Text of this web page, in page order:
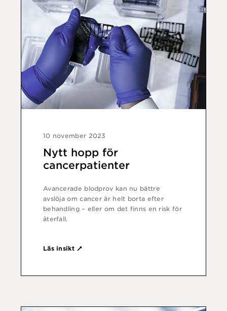
10 november 2023
Nytt hopp för
cancerpatienter
Avancerade blodprov kan nu bättre
avslöja om cancer är helt borta efter
behandling – eller om det finns en risk för
återfall.
Läs insikt